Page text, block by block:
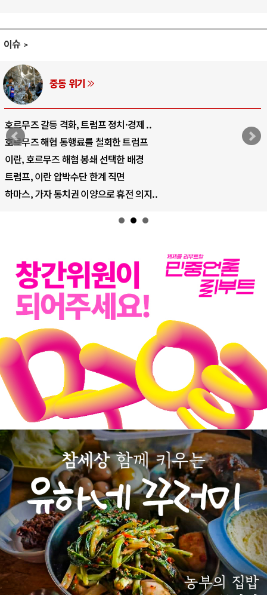
이슈
AI와 인간
중국 AI, 저가 공세로 글로벌 토큰 시..
AI 국부펀드 구상 놓고 미국 진보진영 ..
AI 데이터센터 반대 투쟁은 새로운 글로..
AI의 숨은 환경 비용: 데이터센터 확산..
AI는 어떻게 미국 민주주의를 잠식하고 ..